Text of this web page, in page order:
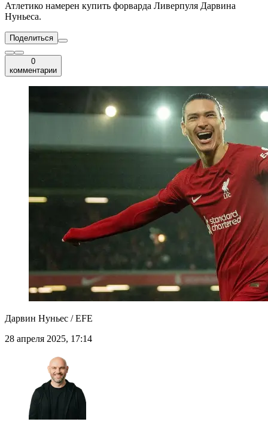
Атлетико намерен купить форварда Ливерпуля Дарвина
Нуньеса.
Поделиться
0
комментарии
Дарвин Нуньес / EFE
28 апреля 2025, 17:14